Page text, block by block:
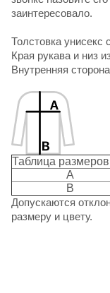
заинтересовало.
Толстовка унисекс
Края рукава и низ
Внутренняя
Таблица
A
B
Допускаются
размеру и цвету.